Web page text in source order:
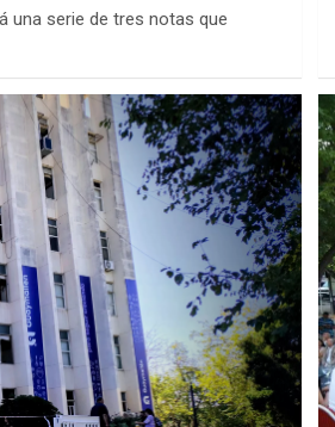
una serie de tres notas que